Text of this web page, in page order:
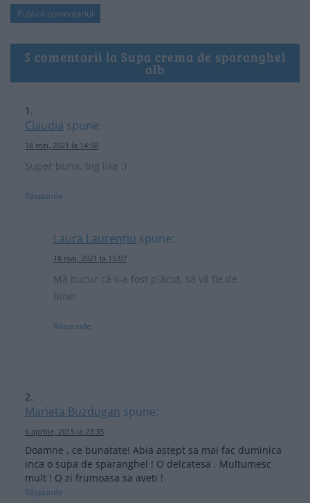
5 comentarii la Supa crema de sparanghel
alb
Claudia spune:
18 mai, 2021 la 14:58
Super buna, big like ;)
Răspunde
Laura Laurențiu spune:
18 mai, 2021 la 15:07
Mă bucur că v-a fost plăcut, să vă fie de
bine!
Răspunde
Marieta Buzdugan spune:
6 aprilie, 2015 la 23:35
Doamne , ce bunatate! Abia astept sa mai fac duminica
inca o supa de sparanghel ! O delcatesa . Multumesc
mult ! O zi frumoasa sa aveti !
Răspunde